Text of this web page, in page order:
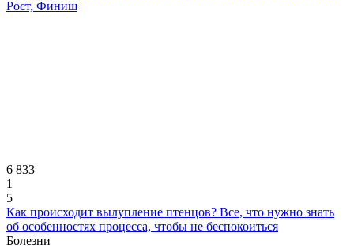
Рост, Финиш
6 833
1
5
Как происходит вылупление птенцов? Все, что нужно знать
об особенностях процесса, чтобы не беспокоиться
Болезни